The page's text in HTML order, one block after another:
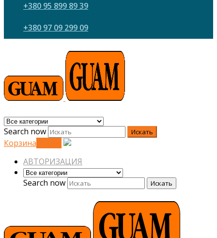
+380 95 899 89 39
+380 97 09 299 09
Search now Искать
Корзина
АВТОРИЗАЦИЯ
Search now
Искать